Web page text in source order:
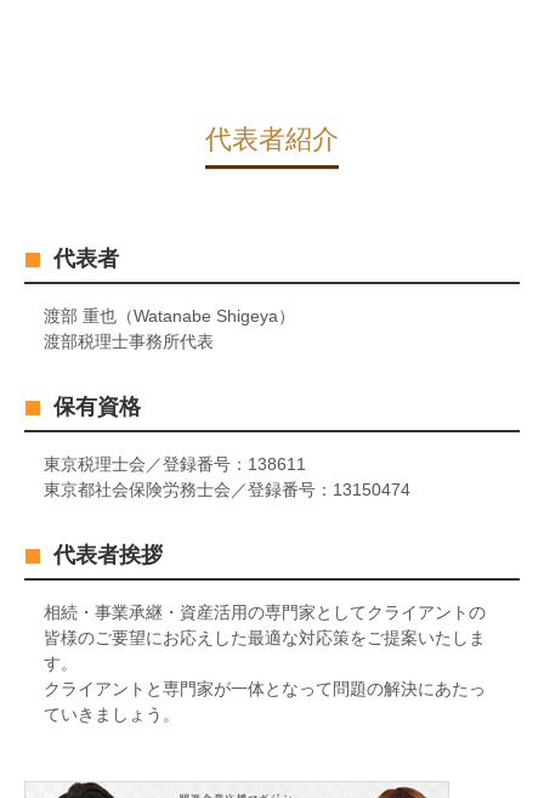
代表者紹介
代表者
渡部 重也（Watanabe Shigeya）
渡部税理士事務所代表
保有資格
東京税理士会／登録番号：138611
東京都社会保険労務士会／登録番号：13150474
代表者挨拶
相続・事業承継・資産活用の専門家としてクライアントの
皆様のご要望にお応えした最適な対応策をご提案いたしま
す。
クライアントと専門家が一体となって問題の解決にあたっ
ていきましょう。